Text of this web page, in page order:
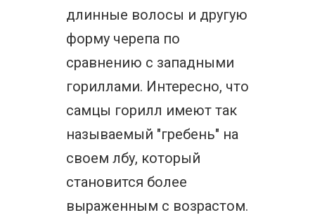
длинные волосы и другую
форму черепа по
сравнению с западными
гориллами. Интересно, что
самцы горилл имеют так
называемый "гребень" на
своем лбу, который
становится более
выраженным с возрастом.